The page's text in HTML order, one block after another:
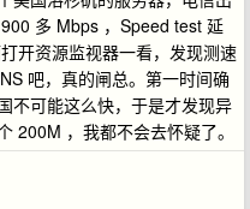
多 Mbps ，Speed test 延
开资源监视器一看，发现测速
吧，真的闸总。第一时间确
不可能这么快，于是才发现异
200M ，我都不会去怀疑了。